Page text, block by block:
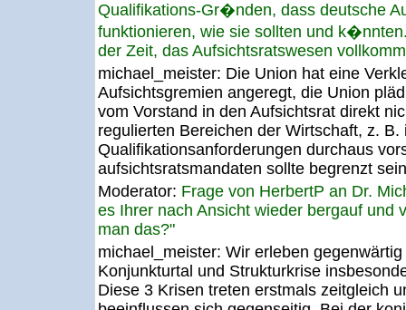
Qualifikations-Gr�nden, dass deutsche
funktionieren, wie sie sollten und
der Zeit, das Aufsichtsratswesen
michael_meister: Die Union hat eine
Aufsichtsgremien angeregt, die Union
vom Vorstand in den Aufsichtsrat direkt
regulierten Bereichen der Wirtschaft, z.
Qualifikationsanforderungen durchaus
aufsichtsratsmandaten sollte begrenzt
Moderator: Frage von HerbertP an Dr.
es Ihrer nach Ansicht wieder bergauf und
man das?"
michael_meister: Wir erleben
Konjunkturtal und Strukturkrise
Diese 3 Krisen treten erstmals zeitgleich